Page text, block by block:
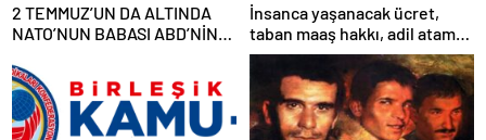
2 TEMMUZ’UN DA ALTINDA
NATO’NUN BABASI ABD’NİN
İnsanca yaşanacak ücret,
taban maaş hakkı, adil atama
sistemi, laik, bilimsel,
demokratik, parasız bir eğitim
sistemi sağlanana dek
mücadelemizi sürdüreceğiz.